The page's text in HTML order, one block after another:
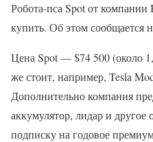
Робота-пса Spot от
купить. Об этом сообщается
Цена Spot — $74 500 (около
же стоит, например, Tesla
Дополнительно компания
аккумулятор, лидар и другое
подписку на годовое